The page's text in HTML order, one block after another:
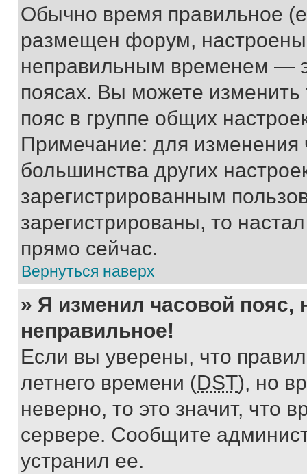
Обычно время правильное
размещен форум, настроены
неправильным временем —
поясах. Вы можете изменить
пояс в группе общих
Примечание: для изменения
большинства других
зарегистрированным
зарегистрированы, то
прямо сейчас.
Вернуться наверх
» Я изменил часовой пояс,
неправильное!
Если вы уверены, что
летнего времени (DST), но
неверно, то это значит, что
сервере. Сообщите
устранил ее.